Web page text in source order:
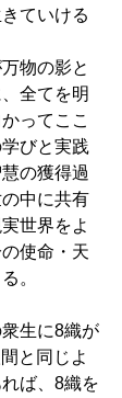
ていける
物の影と
全てを明
ってここ
びと実践
の獲得過
中に共有
世界をよ
使命・天
。
生に8織が
と同じよ
ば、8織を